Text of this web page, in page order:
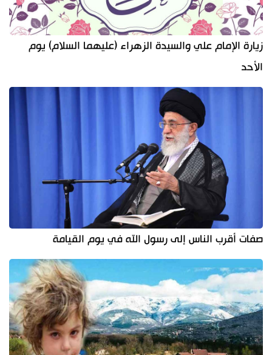
زيارة الإمام علي والسيدة الزهراء (عليهما السلام) يوم
الأحد
صفات أقرب الناس إلى رسول الله في يوم القيامة